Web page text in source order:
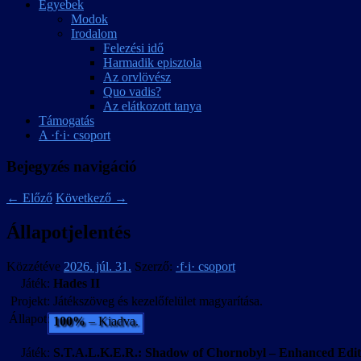
Egyebek
Modok
Irodalom
Felezési idő
Harmadik episztola
Az orvlövész
Quo vadis?
Az elátkozott tanya
Támogatás
A ·f·i· csoport
Bejegyzés navigáció
← Előző Következő →
Állapotjelentés
Közzétéve 2026. júl. 31. Szerző: ·f·i· csoport
Játék: Hades II
Projekt: Játékszöveg és kezelőfelület magyarítása.
Állapot: 100%– Kiadva.
Játék: S.T.A.L.K.E.R.: Shadow of Chornobyl – Enhanced